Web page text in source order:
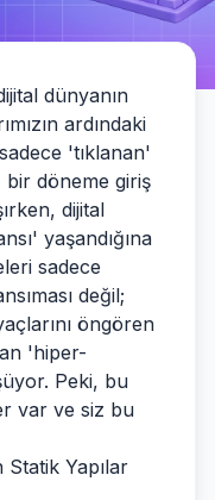
dünyanın
ardındaki
'tıklanan'
döneme giriş
dijital
yaşandığına
sadece
değil;
öngören
'hiper-
Peki, bu
var ve siz bu
Yapılar